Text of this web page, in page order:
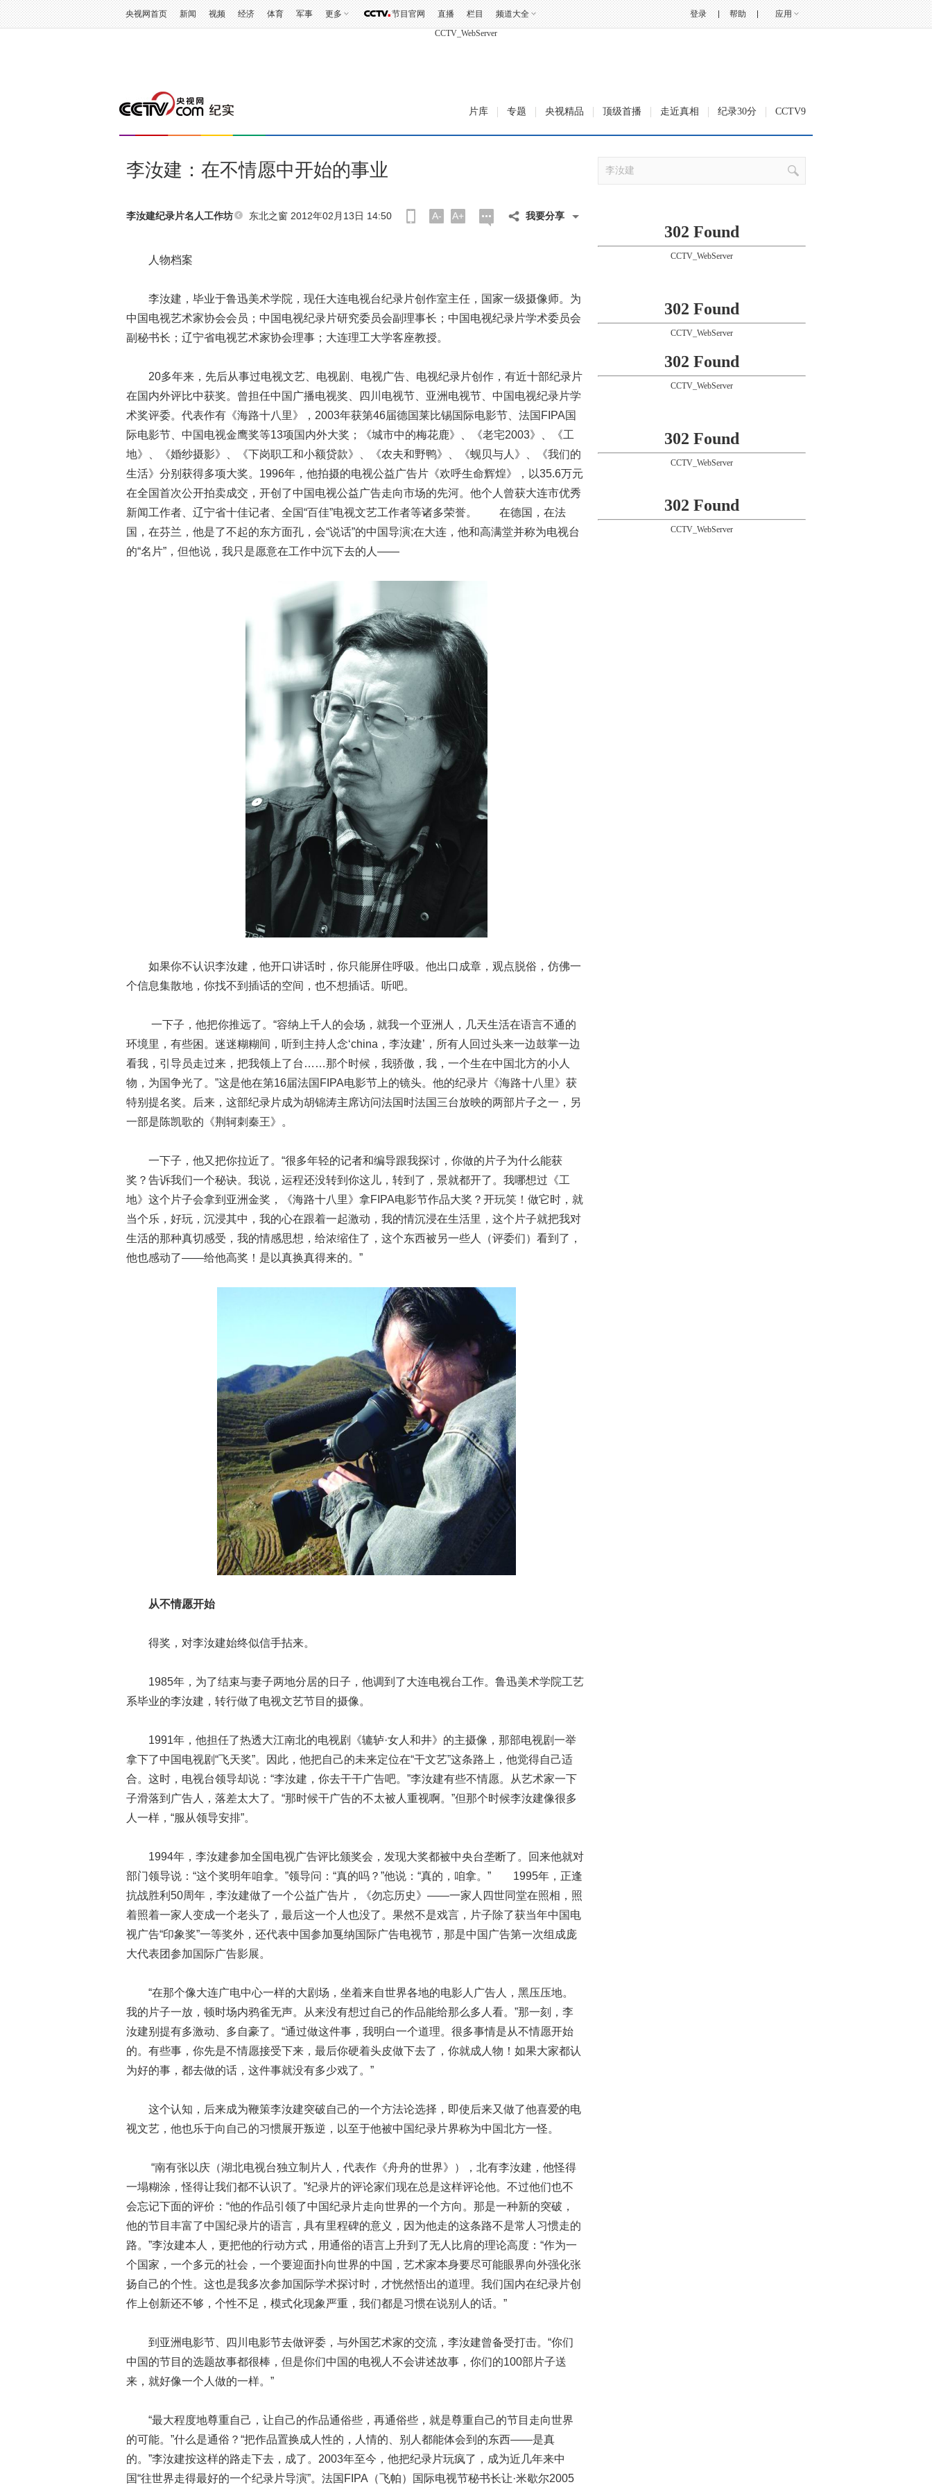
302 Found
CCTV_WebServer
央视网首页 新闻 视频 经济 体育 军事 更多 节目官网 直播 栏目 频道大全 帮助 应用
登录
片库 专题 央视精品 顶级首播 走近真相 纪录30分 CCTV9
李汝建：在不情愿中开始的事业
李汝建纪录片名人工作坊 东北之窗 2012年02月13日 14:50 A- A+ 我要分享
人物档案
李汝建，毕业于鲁迅美术学院，现任大连电视台纪录片创作室主任，国家一级摄像师。为
中国电视艺术家协会会员；中国电视纪录片研究委员会副理事长；中国电视纪录片学术委员会
副秘书长；辽宁省电视艺术家协会理事；大连理工大学客座教授。
20多年来，先后从事过电视文艺、电视剧、电视广告、电视纪录片创作，有近十部纪录片
在国内外评比中获奖。曾担任中国广播电视奖、四川电视节、亚洲电视节、中国电视纪录片学
术奖评委。代表作有《海路十八里》，2003年获第46届德国莱比锡国际电影节、法国FIPA国
际电影节、中国电视金鹰奖等13项国内外大奖；《城市中的梅花鹿》、《老宅2003》、《工
地》、《婚纱摄影》、《下岗职工和小额贷款》、《农夫和野鸭》、《蚬贝与人》、《我们的
生活》分别获得多项大奖。1996年，他拍摄的电视公益广告片《欢呼生命辉煌》，以35.6万元
在全国首次公开拍卖成交，开创了中国电视公益广告走向市场的先河。他个人曾获大连市优秀
新闻工作者、辽宁省十佳记者、全国“百佳”电视文艺工作者等诸多荣誉。 在德国，在法
国，在芬兰，他是了不起的东方面孔，会“说话”的中国导演;在大连，他和高满堂并称为电视台
的“名片”，但他说，我只是愿意在工作中沉下去的人——
如果你不认识李汝建，他开口讲话时，你只能屏住呼吸。他出口成章，观点脱俗，仿佛一
个信息集散地，你找不到插话的空间，也不想插话。听吧。
一下子，他把你推远了。“容纳上千人的会场，就我一个亚洲人，几天生活在语言不通的
环境里，有些困。迷迷糊糊间，听到主持人念‘china，李汝建’，所有人回过头来一边鼓掌一边
看我，引导员走过来，把我领上了台……那个时候，我骄傲，我，一个生在中国北方的小人
物，为国争光了。”这是他在第16届法国FIPA电影节上的镜头。他的纪录片《海路十八里》获
特别提名奖。后来，这部纪录片成为胡锦涛主席访问法国时法国三台放映的两部片子之一，另
一部是陈凯歌的《荆轲刺秦王》。
一下子，他又把你拉近了。“很多年轻的记者和编导跟我探讨，你做的片子为什么能获
奖？告诉我们一个秘诀。我说，运程还没转到你这儿，转到了，景就都开了。我哪想过《工
地》这个片子会拿到亚洲金奖，《海路十八里》拿FIPA电影节作品大奖？开玩笑！做它时，就
当个乐，好玩，沉浸其中，我的心在跟着一起激动，我的情沉浸在生活里，这个片子就把我对
生活的那种真切感受，我的情感思想，给浓缩住了，这个东西被另一些人（评委们）看到了，
他也感动了——给他高奖！是以真换真得来的。”
从不情愿开始
得奖，对李汝建始终似信手拈来。
1985年，为了结束与妻子两地分居的日子，他调到了大连电视台工作。鲁迅美术学院工艺
系毕业的李汝建，转行做了电视文艺节目的摄像。
1991年，他担任了热透大江南北的电视剧《辘轳·女人和井》的主摄像，那部电视剧一举
拿下了中国电视剧“飞天奖”。因此，他把自己的未来定位在“干文艺”这条路上，他觉得自己适
合。这时，电视台领导却说：“李汝建，你去干干广告吧。”李汝建有些不情愿。从艺术家一下
子滑落到广告人，落差太大了。“那时候干广告的不太被人重视啊。”但那个时候李汝建像很多
人一样，“服从领导安排”。
1994年，李汝建参加全国电视广告评比颁奖会，发现大奖都被中央台垄断了。回来他就对
部门领导说：“这个奖明年咱拿。”领导问：“真的吗？”他说：“真的，咱拿。” 1995年，正逢
抗战胜利50周年，李汝建做了一个公益广告片，《勿忘历史》——一家人四世同堂在照相，照
着照着一家人变成一个老头了，最后这一个人也没了。果然不是戏言，片子除了获当年中国电
视广告“印象奖”一等奖外，还代表中国参加戛纳国际广告电视节，那是中国广告第一次组成庞
大代表团参加国际广告影展。
“在那个像大连广电中心一样的大剧场，坐着来自世界各地的电影人广告人，黑压压地。
我的片子一放，顿时场内鸦雀无声。从来没有想过自己的作品能给那么多人看。”那一刻，李
汝建别提有多激动、多自豪了。“通过做这件事，我明白一个道理。很多事情是从不情愿开始
的。有些事，你先是不情愿接受下来，最后你硬着头皮做下去了，你就成人物！如果大家都认
为好的事，都去做的话，这件事就没有多少戏了。”
这个认知，后来成为鞭策李汝建突破自己的一个方法论选择，即使后来又做了他喜爱的电
视文艺，他也乐于向自己的习惯展开叛逆，以至于他被中国纪录片界称为中国北方一怪。
“南有张以庆（湖北电视台独立制片人，代表作《舟舟的世界》），北有李汝建，他怪得
一塌糊涂，怪得让我们都不认识了。”纪录片的评论家们现在总是这样评论他。不过他们也不
会忘记下面的评价：“他的作品引领了中国纪录片走向世界的一个方向。那是一种新的突破，
他的节目丰富了中国纪录片的语言，具有里程碑的意义，因为他走的这条路不是常人习惯走的
路。”李汝建本人，更把他的行动方式，用通俗的语言上升到了无人比肩的理论高度：“作为一
个国家，一个多元的社会，一个要迎面扑向世界的中国，艺术家本身要尽可能眼界向外强化张
扬自己的个性。这也是我多次参加国际学术探讨时，才恍然悟出的道理。我们国内在纪录片创
作上创新还不够，个性不足，模式化现象严重，我们都是习惯在说别人的话。”
到亚洲电影节、四川电影节去做评委，与外国艺术家的交流，李汝建曾备受打击。“你们
中国的节目的选题故事都很棒，但是你们中国的电视人不会讲述故事，你们的100部片子送
来，就好像一个人做的一样。”
“最大程度地尊重自己，让自己的作品通俗些，再通俗些，就是尊重自己的节目走向世界
的可能。”什么是通俗？“把作品置换成人性的，人情的、别人都能体会到的东西——是真
的。”李汝建按这样的路走下去，成了。2003年至今，他把纪录片玩疯了，成为近几年来中
国“往世界走得最好的一个纪录片导演”。法国FIPA（飞帕）国际电视节秘书长让·米歇尔2005
302 Found
CCTV_WebServer
302 Found
CCTV_WebServer
302 Found
CCTV_WebServer
302 Found
CCTV_WebServer
302 Found
CCTV_WebServer